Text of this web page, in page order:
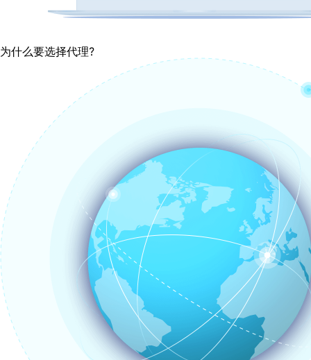
为什么要选择代理?